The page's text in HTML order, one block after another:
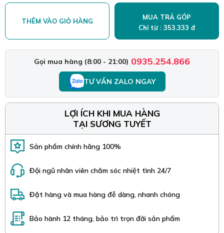
THÊM VÀO GIỎ HÀNG
MUA TRẢ GÓP
Chỉ từ : 353.333 đ
Gọi mua hàng (8:00 - 21:00) 0935.254.866
TƯ VẤN ZALO NGAY
LỢI ÍCH KHI MUA HÀNG
TẠI SƯƠNG TUYẾT
Sản phẩm chính hãng 100%
Đội ngũ nhân viên chăm sóc nhiệt tình 24/7
Đặt hàng và mua hàng đễ dàng, nhanh chóng
Bảo hành 12 tháng, bảo trì trọn đời sản phẩm